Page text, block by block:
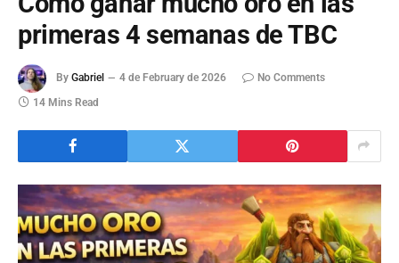
primeras 4 semanas de TBC
By Gabriel 4 de February de 2026
No Comments
14 Mins Read